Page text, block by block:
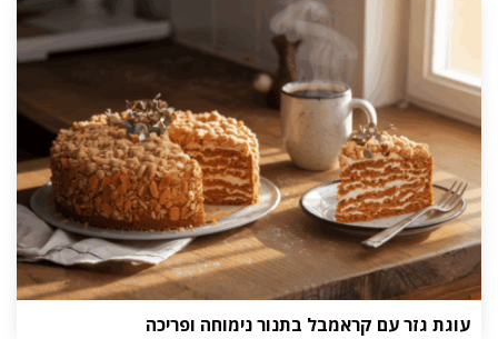
עוגת גזר עם קראמבל בתנור נימוחה ופריכה